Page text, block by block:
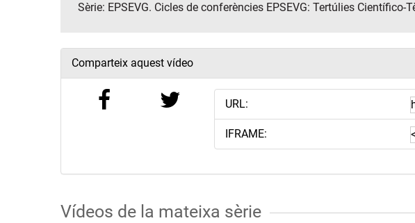
Sèrie: EPSEVG. Cicles de conferències EPSEVG: Tertúlies Científico-
Comparteix aquest vídeo
URL:
IFRAME:
Vídeos de la mateixa sèrie